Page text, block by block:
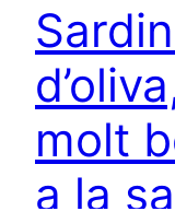
molt
a la